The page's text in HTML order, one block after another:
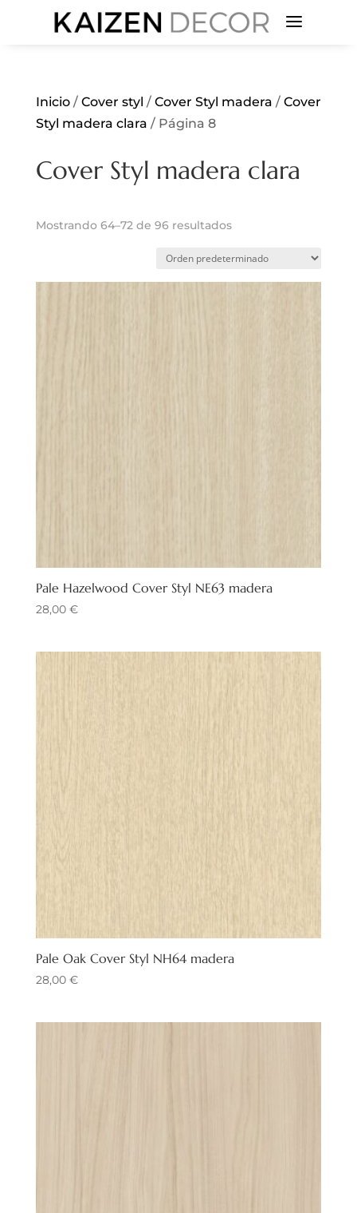
a
Inicio/ Cover styl / Cover Styl madera / Cover
Styl madera clara / Página 8
Cover Styl madera clara
Mostrando 64–72 de 96 resultados
Pale Hazelwood Cover Styl NE63 madera
28,00 €
Pale Oak Cover Styl NH64 madera
28,00 €